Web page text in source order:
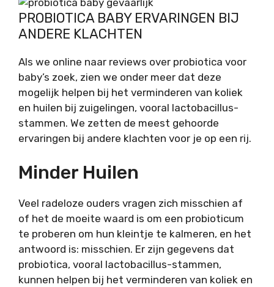
PROBIOTICA BABY ERVARINGEN BIJ
ANDERE KLACHTEN
Als we online naar reviews over probiotica voor
baby’s zoek, zien we onder meer dat deze
mogelijk helpen bij het verminderen van koliek
en huilen bij zuigelingen, vooral lactobacillus-
stammen. We zetten de meest gehoorde
ervaringen bij andere klachten voor je op een rij.
Minder Huilen
Veel radeloze ouders vragen zich misschien af
of het de moeite waard is om een probioticum
te proberen om hun kleintje te kalmeren, en het
antwoord is: misschien. Er zijn gegevens dat
probiotica, vooral lactobacillus-stammen,
kunnen helpen bij het verminderen van koliek en